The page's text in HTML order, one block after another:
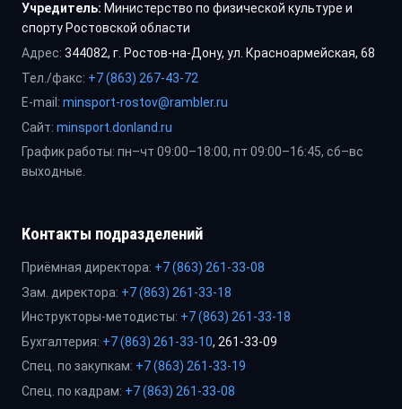
Учредитель: Министерство по физической культуре и
спорту Ростовской области
Адрес: 344082, г. Ростов-на-Дону, ул. Красноармейская, 68
Тел./факс: +7 (863) 267-43-72
E-mail: minsport-rostov@rambler.ru
Сайт: minsport.donland.ru
График работы: пн–чт 09:00–18:00, пт 09:00–16:45, сб–вс
выходные.
Контакты подразделений
Приёмная директора: +7 (863) 261-33-08
Зам. директора: +7 (863) 261-33-18
Инструкторы-методисты: +7 (863) 261-33-18
Бухгалтерия: +7 (863) 261-33-10, 261-33-09
Спец. по закупкам: +7 (863) 261-33-19
Спец. по кадрам: +7 (863) 261-33-08